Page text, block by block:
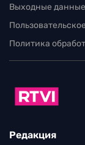
Выходные
Политика
Редакция